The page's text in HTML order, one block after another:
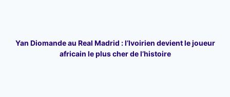
Yan Diomande au Real Madrid : l’Ivoirien devient le joueur
africain le plus cher de l’histoire